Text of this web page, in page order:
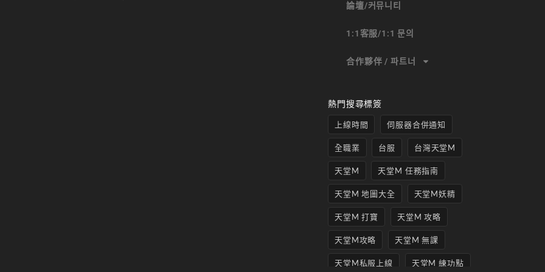
論壇/커뮤니티
1:1客服/1:1 문의
合作夥伴 / 파트너
熱門搜尋標簽
上線時間 伺服器合併通知
全職業 台服 台灣天堂M
天堂M 天堂M 任務指南
天堂M 地圖大全 天堂M妖精
天堂M 打寶 天堂M 攻略
天堂M攻略 天堂M 無課
天堂M私服上線 天堂M 練功點